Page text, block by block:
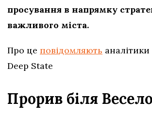
просування в напрямку
важливого міста.
Про це повідомляють
Deep State
Прорив біля